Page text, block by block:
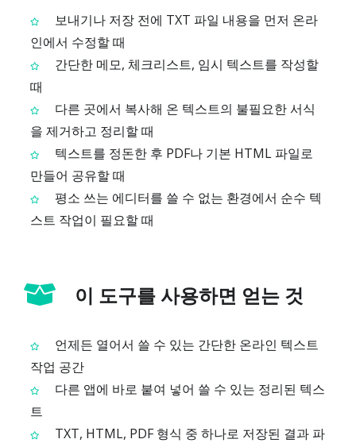
보내기나 저장 전에 TXT 파일 내용을 먼저 온라
인에서 수정할 때
간단한 메모, 체크리스트, 임시 텍스트를 작성할
때
다른 곳에서 복사해 온 텍스트의 불필요한 서식
을 제거하고 정리할 때
텍스트를 정돈한 후 PDF나 기본 HTML 파일로
만들어 공유할 때
평소 쓰는 에디터를 쓸 수 없는 환경에서 순수 텍
스트 작업이 필요할 때
이 도구를 사용하면 얻는 것
언제든 열어서 쓸 수 있는 간단한 온라인 텍스트
작업 공간
다른 앱에 바로 붙여 넣어 쓸 수 있는 정리된 텍스
트
TXT, HTML, PDF 형식 중 하나로 저장된 결과 파